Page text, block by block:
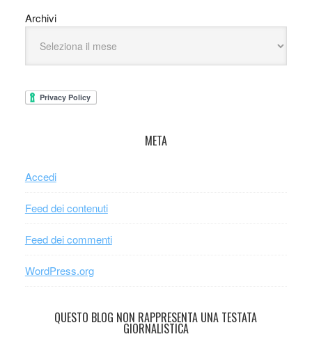
Archivi
META
Accedi
Feed dei contenuti
Feed dei commenti
WordPress.org
QUESTO BLOG NON RAPPRESENTA UNA TESTATA
GIORNALISTICA